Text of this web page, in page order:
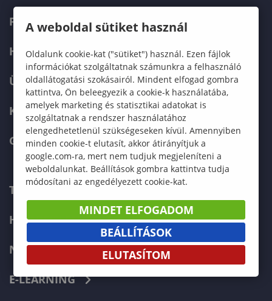
FELVÉTELIZŐKNEK
HALLGATÓKNAK
ÜZLETI PARTNEREKNEK
KARRIER
GREEN UNIVERSITY
TELEFONKÖNYV
HIBABEJELENTÉS
NEPTUN
E-LEARNING
A weboldal sütiket használ
Oldalunk cookie-kat ("sütiket") használ. Ezen fájlok
információkat szolgáltatnak számunkra a felhasználó
oldallátogatási szokásairól. Mindent elfogad gombra
kattintva, Ön beleegyezik a cookie-k használatába,
amelyek marketing és statisztikai adatokat is
szolgáltatnak a rendszer használatához
elengedhetetlenül szükségeseken kívül. Amennyiben
minden cookie-t elutasít, akkor átirányítjuk a
google.com-ra, mert nem tudjuk megjeleníteni a
weboldalunkat. Beállítások gombra kattintva tudja
módosítani az engedélyezett cookie-kat.
MINDET ELFOGADOM
BEÁLLÍTÁSOK
ELUTASÍTOM